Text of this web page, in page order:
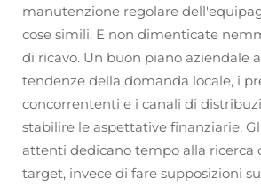
manutenzione regolare
cose simili. E non dimenticate
di ricavo. Un buon piano aziendale
tendenze della domanda locale, i
concorrententi e i canali di
stabilire le aspettative finanziarie.
attenti dedicano tempo alla ricerca
target, invece di fare supposizioni